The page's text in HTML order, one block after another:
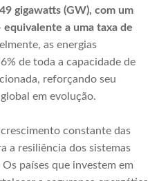
gigawatts (GW), com um
a uma taxa de
as energias
de toda a capacidade de
reforçando seu
em evolução.
constante das
a resiliência dos sistemas
países que investem em